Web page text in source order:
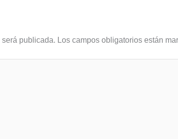
publicada. Los campos obligatorios están